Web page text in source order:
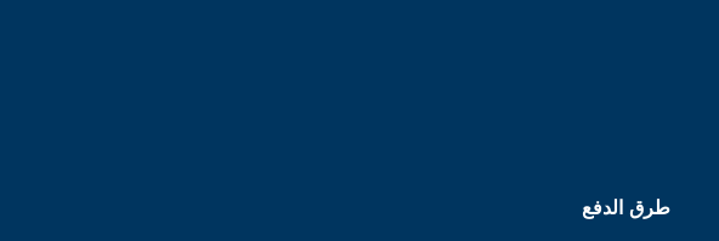
طرق الدفع